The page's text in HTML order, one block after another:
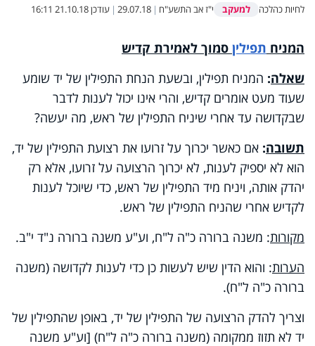
לחיות כהלכה למעקב י"ז אב התשע"ח |
29.07.18
| עודכן21.10.18 16:11
המניח תפילין סמוך לאמירת קדיש
שאלה: המניח תפילין, ובשעת הנחת התפילין של יד שומע
שעוד מעט אומרים קדיש, והרי אינו יכול לענות לדבר
שבקדושה עד אחרי שיניח התפילין של ראש, מה יעשה?
תשובה: אם כאשר יכרוך על זרועו את רצועת התפילין של יד,
הוא לא יספיק לענות, לא יכרוך הרצועה על זרועו, אלא רק
יהדק אותה, ויניח מיד התפילין של ראש, כדי שיוכל לענות
לקדיש אחרי שהניח התפילין של ראש.
מקורות: משנה ברורה כ"ה ל"ח, וע"ע משנה ברורה נ"ד י"ב.
הערות: והוא הדין שיש לעשות כן כדי לענות לקדושה (משנה
ברורה כ"ה ל"ח).
וצריך להדק הרצועה של התפילין של יד, באופן שהתפילין של
יד לא תזוז ממקומה (משנה ברורה כ"ה ל"ח) [וע"ע משנה